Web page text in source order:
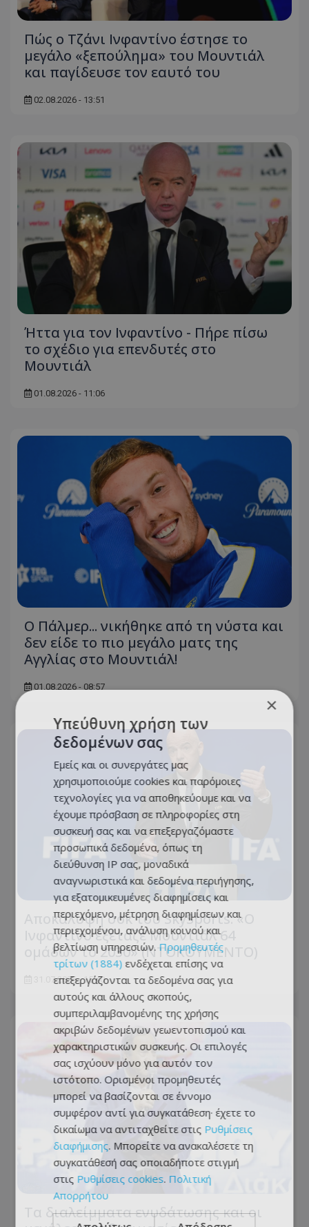
Πώς ο Τζάνι Ινφαντίνο έστησε το
μεγάλο «ξεπούλημα» του Μουντιάλ
και παγίδευσε τον εαυτό του
02.08.2026 - 13:51
Ήττα για τον Ινφαντίνο - Πήρε πίσω
το σχέδιο για επενδυτές στο
Μουντιάλ
01.08.2026 - 11:06
Ο Πάλμερ... νικήθηκε από τη νύστα και
δεν είδε το πιο μεγάλο ματς της
Αγγλίας στο Μουντιάλ!
01.08.2026 - 08:57
Αποκάλυψη σοκ του SkySports: «O
Ινφαντίνο εξέταζε Μουντιάλ 64
ομάδων το 2030» (ΝΤΟΚΟΥΜΕΝΤΟ)
31.07.2026 - 15:40
Τα διαλείμματα ενυδάτωσης και οι
×
Υπεύθυνη χρήση των
δεδομένων σας
Εμείς και οι συνεργάτες μας
χρησιμοποιούμε cookies και παρόμοιες
τεχνολογίες για να αποθηκεύουμε και να
έχουμε πρόσβαση σε πληροφορίες στη
συσκευή σας και να επεξεργαζόμαστε
προσωπικά δεδομένα, όπως τη
διεύθυνση IP σας, μοναδικά
αναγνωριστικά και δεδομένα περιήγησης,
για εξατομικευμένες διαφημίσεις και
περιεχόμενο, μέτρηση διαφημίσεων και
περιεχομένου, ανάλυση κοινού και
βελτίωση υπηρεσιών. Προμηθευτές
τρίτων (1884) ενδέχεται επίσης να
επεξεργάζονται τα δεδομένα σας για
αυτούς και άλλους σκοπούς,
συμπεριλαμβανομένης της χρήσης
ακριβών δεδομένων γεωεντοπισμού και
χαρακτηριστικών συσκευής. Οι επιλογές
σας ισχύουν μόνο για αυτόν τον
ιστότοπο. Ορισμένοι προμηθευτές
μπορεί να βασίζονται σε έννομο
συμφέρον αντί για συγκατάθεση· έχετε το
δικαίωμα να αντιταχθείτε στις Ρυθμίσεις
διαφήμισης. Μπορείτε να ανακαλέσετε τη
συγκατάθεσή σας οποιαδήποτε στιγμή
στις Ρυθμίσεις cookies. Πολιτική
Απορρήτου